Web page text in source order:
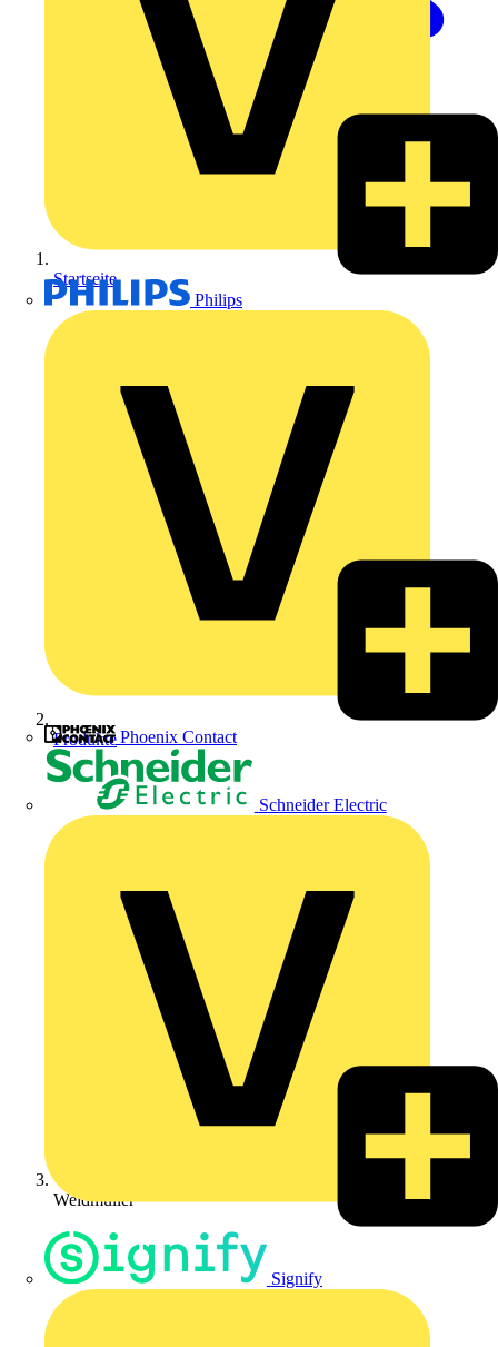
Philips
Phoenix Contact
Schneider Electric
Signify
Startseite
Produkte
Weidmüller